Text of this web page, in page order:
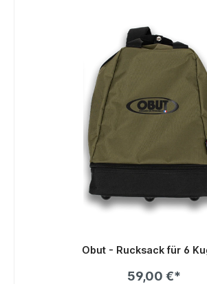
Obut - Rucksack für 6
59,00 €*